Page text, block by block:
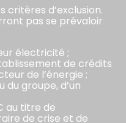
critères d’exclusion.
pas se prévaloir
électricité ;
de crédits
de l’énergie ;
du groupe, d’un
au titre de
de crise et de